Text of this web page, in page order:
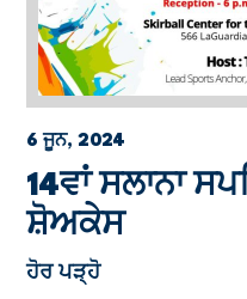
6 ਜੂਨ, 2024
14ਵਾਂ ਸਲਾਨਾ
ਸ਼ੋਅਕੇਸ
ਹੋਰ ਪੜ੍ਹੋ